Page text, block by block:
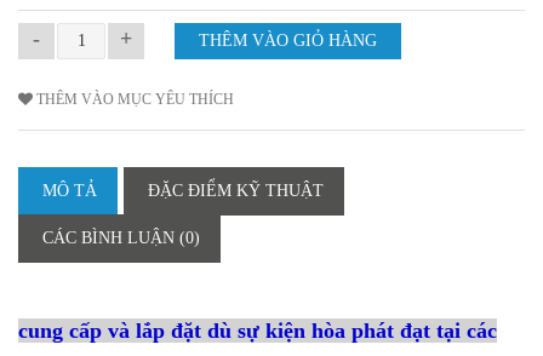
- +
THÊM VÀO MỤC YÊU THÍCH
MÔ TẢ ĐẶC ĐIỂM KỸ THUẬT
CÁC BÌNH LUẬN (0)
cung cấp và lắp đặt dù sự kiện hòa phát đạt tại các